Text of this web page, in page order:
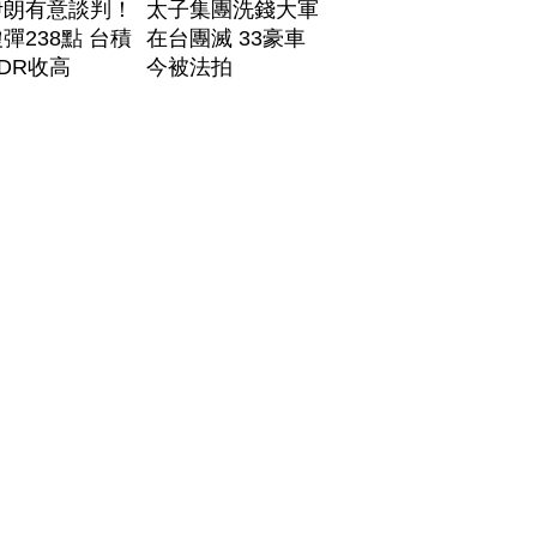
有意談判！
238點 台積
收高
太子集團洗錢大軍
在台團滅 33豪車
今被法拍